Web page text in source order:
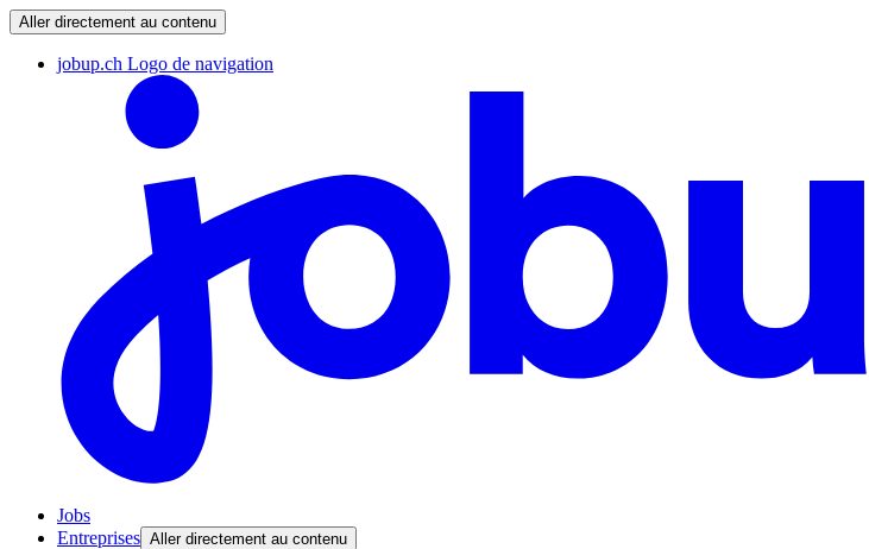
Aller directement au contenu
jobup.ch Logo de navigation
Jobs
Entreprises Aller directement au contenu